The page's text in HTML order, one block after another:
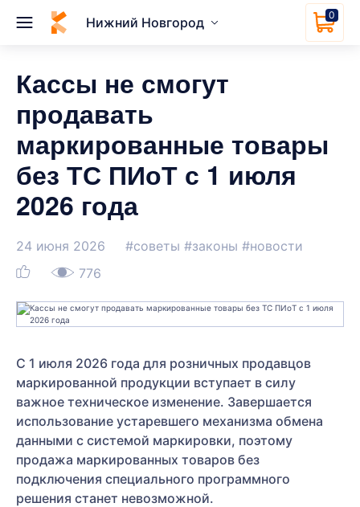
Нижний Новгород 0
Кассы не смогут
продавать
маркированные товары
без ТС ПИоТ с 1 июля
2026 года
24 июня 2026 #советы #законы #новости
776
С 1 июля 2026 года для розничных продавцов
маркированной продукции вступает в силу
важное техническое изменение. Завершается
использование устаревшего механизма обмена
данными с системой маркировки, поэтому
продажа маркированных товаров без
подключения специального программного
решения станет невозможной.